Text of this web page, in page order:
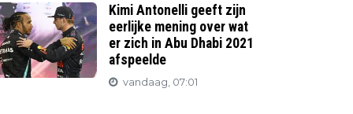
Kimi Antonelli geeft zijn
eerlijke mening over wat
er zich in Abu Dhabi 2021
afspeelde
vandaag, 07:01